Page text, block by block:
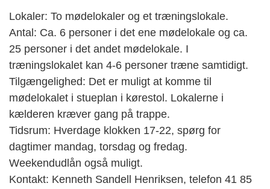
Lokaler: To mødelokaler og et træningslokale.
Antal: Ca. 6 personer i det ene mødelokale og ca.
25 personer i det andet mødelokale. I
træningslokalet kan 4-6 personer træne samtidigt.
Tilgængelighed: Det er muligt at komme til
mødelokalet i stueplan i kørestol. Lokalerne i
kælderen kræver gang på trappe.
Tidsrum: Hverdage klokken 17-22, spørg for
dagtimer mandag, torsdag og fredag.
Weekendudlån også muligt.
Kontakt: Kenneth Sandell Henriksen, telefon 41 85